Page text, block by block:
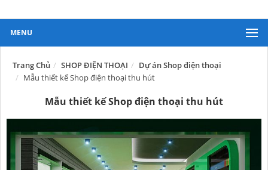
MENU
Trang Chủ SHOP ĐIỆN THOẠI
Dự án Shop điện thoại
Mẫu thiết kế Shop điện thoại thu hút
Mẫu thiết kế Shop điện thoại thu hút